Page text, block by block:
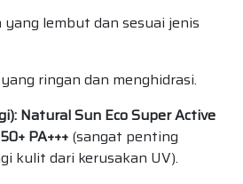
yang lembut dan sesuai jenis
ringan dan menghidrasi.
Natural Sun Eco Super Active
PA+++ (sangat penting
kulit dari kerusakan UV).